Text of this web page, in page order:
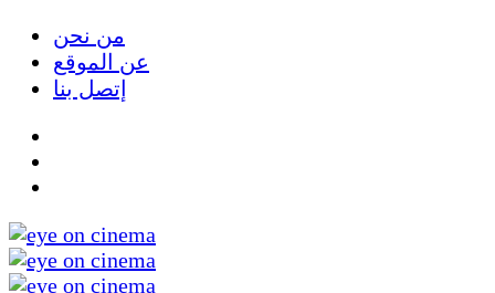
من نحن
عن الموقع
إتصل بنا